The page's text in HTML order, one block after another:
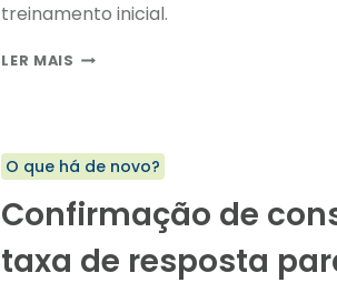
treinamento inicial.
LER MAIS PRORROGAMOS:
HISTÓRIA
PRODOCTOR
CUSTO
ZERO
O que há de novo?
Confirmação de
taxa de resposta